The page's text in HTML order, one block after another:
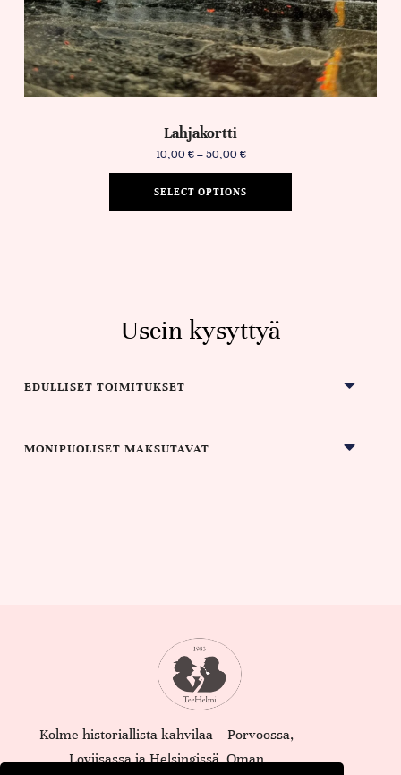
Lahjakortti
10,00 € – 50,00 €
SELECT OPTIONS
Usein kysyttyä
EDULLISET TOIMITUKSET
MONIPUOLISET MAKSUTAVAT
Kolme historiallista kahvilaa – Porvoossa,
Loviisassa ja Helsingissä. Oman